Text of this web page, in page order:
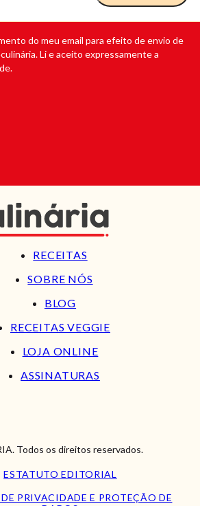
do meu email para efeito de envio de
Li e aceito expressamente a
RECEITAS
SOBRE NÓS
BLOG
RECEITAS VEGGIE
LOJA ONLINE
ASSINATURAS
Todos os direitos reservados.
ESTATUTO EDITORIAL
PRIVACIDADE E PROTEÇÃO DE